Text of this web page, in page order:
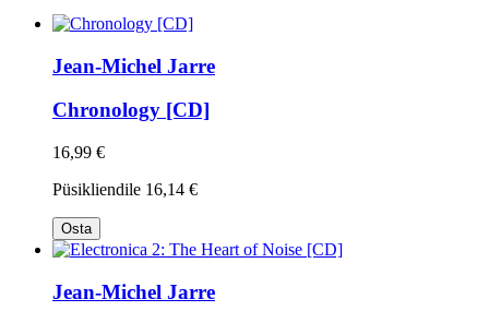
Jean-Michel Jarre
Chronology [CD]
16,99 €
Püsikliendile 16,14 €
Osta
Jean-Michel Jarre